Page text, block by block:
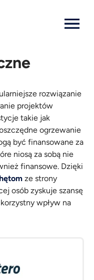
rozwiązanie
projektów
takie jak
ogrzewanie
być finansowane za
niosą za sobą nie
finansowe. Dzięki
ze strony
osób zyskuje szansę
wpływ na